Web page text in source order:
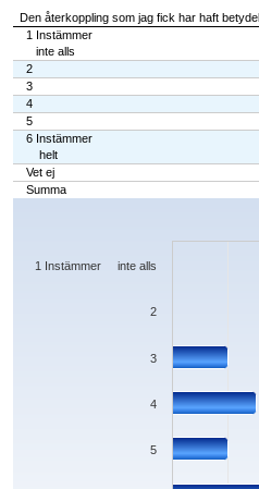
Den återkoppling som jag fick har haft
1 Instämmer
inte alls
2
3
4
5
6 Instämmer
helt
Vet ej
Summa
Chart
The chart has 1 X axis displaying categories.
5
4
3
2
1 Instämmer inte alls